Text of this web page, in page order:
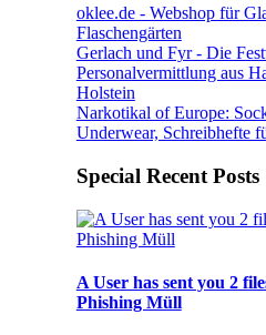
oklee.de - Webshop für
Flaschengärten
Gerlach und Fyr - Die
Personalvermittlung aus
Holstein
Narkotikal of Europe:
Underwear, Schreibhefte
Special Recent Posts
A User has sent you 2
Phishing Müll